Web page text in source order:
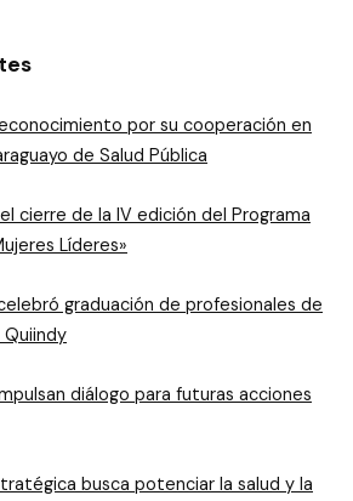
por su cooperación en
de Salud Pública
cierre de la IV edición del Programa
Líderes»
graduación de profesionales de
Quiindy
diálogo para futuras acciones
busca potenciar la salud y la